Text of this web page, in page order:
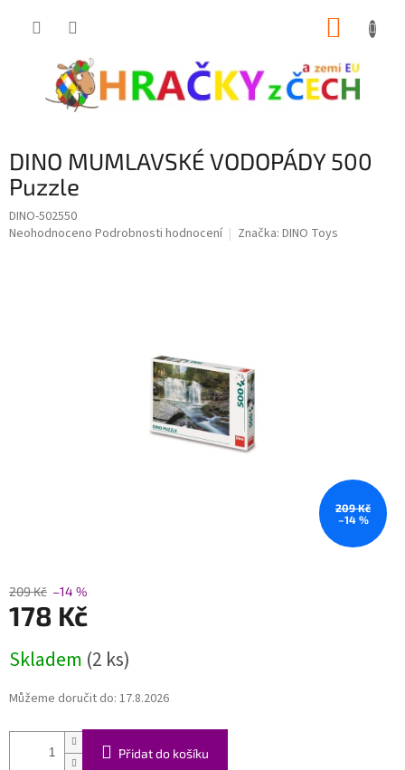
DINO MUMLAVSKÉ VODOPÁDY 500
Puzzle
DINO-502550
Průměrné
Neohodnoceno Podrobnosti hodnocení Značka: DINO Toys
209 Kč
–14 %
209 Kč –14 %
178 Kč
cena:
Skladem (2 ks)
Můžeme doručit do: 17.8.2026
Přidat do košíku